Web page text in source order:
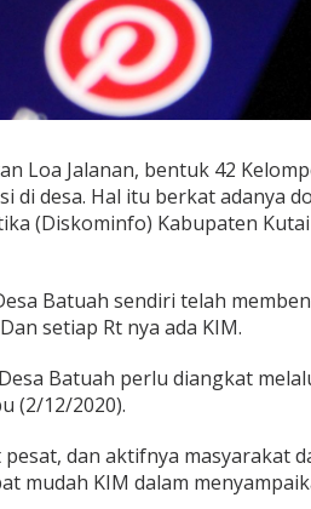
Loa Jalanan, bentuk 42
di desa. Hal itu berkat adanya
(Diskominfo) Kabupaten
Batuah sendiri telah
setiap Rt nya ada KIM.
Batuah perlu diangkat
(2/12/2020).
dan aktifnya masyarakat
mudah KIM dalam